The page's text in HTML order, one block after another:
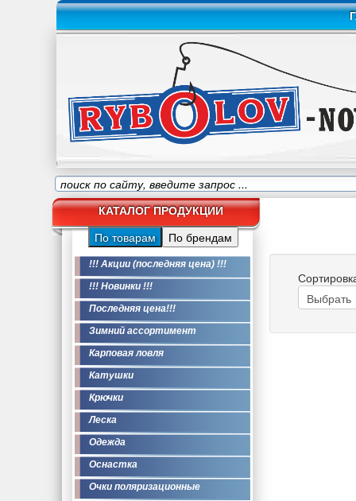
КАТАЛОГ ПРОДУКЦИИ
По товарам По брендам
!!! Акции (последняя цена) !!!
!!! Новинки !!!
Последняя цена!!!
Зимний ассортимент
Карповая ловля
Катушки
Крючки
Леска
Одежда
Оснастка
Очки поляризационные